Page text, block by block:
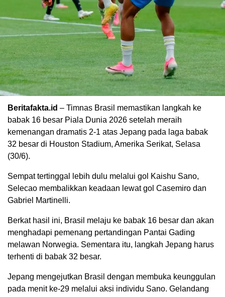
Beritafakta.id – Timnas Brasil memastikan langkah ke
babak 16 besar Piala Dunia 2026 setelah meraih
kemenangan dramatis 2-1 atas Jepang pada laga babak
32 besar di Houston Stadium, Amerika Serikat, Selasa
(30/6).
Sempat tertinggal lebih dulu melalui gol Kaishu Sano,
Selecao membalikkan keadaan lewat gol Casemiro dan
Gabriel Martinelli.
Berkat hasil ini, Brasil melaju ke babak 16 besar dan akan
menghadapi pemenang pertandingan Pantai Gading
melawan Norwegia. Sementara itu, langkah Jepang harus
terhenti di babak 32 besar.
Jepang mengejutkan Brasil dengan membuka keunggulan
pada menit ke-29 melalui aksi individu Sano. Gelandang